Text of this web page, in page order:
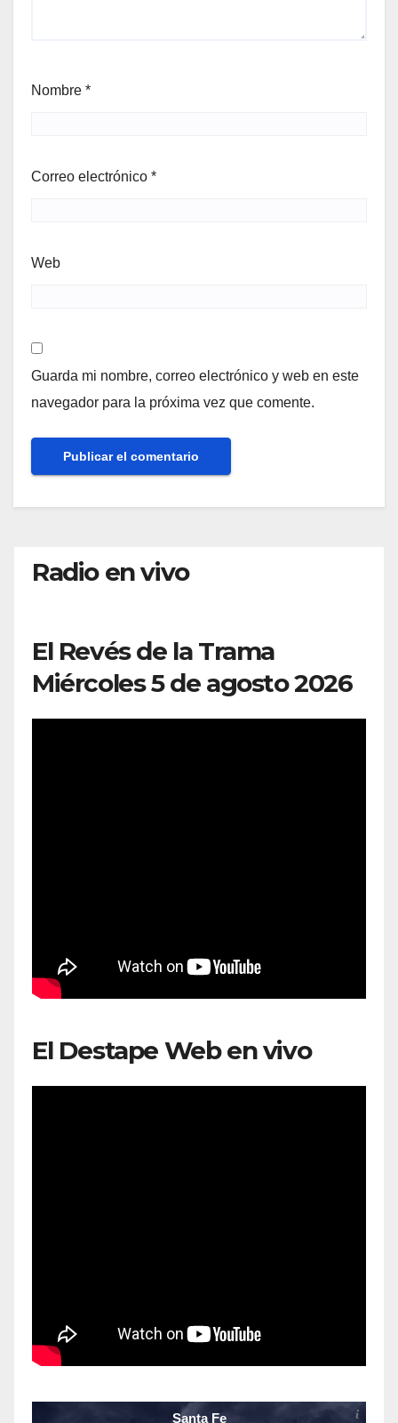
Nombre *
Correo electrónico *
Web
Guarda mi nombre, correo electrónico y web en este
navegador para la próxima vez que comente.
Radio en vivo
El Revés de la Trama
Miércoles 5 de agosto 2026
El Destape Web en vivo
Santa Fe